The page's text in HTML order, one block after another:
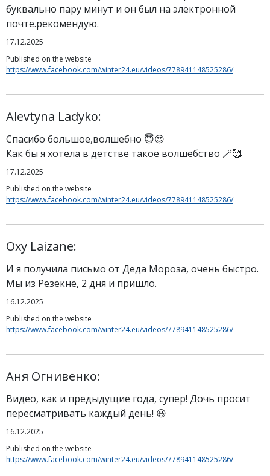
буквально пару минут и он был на электронной
почте.рекомендую.
17.12.2025
Published on the website
https://www.facebook.com/winter24.eu/videos/778941148525286/
Alevtyna Ladyko:
Спасибо большое,волшебно 😇😍
Как бы я хотела в детстве такое волшебство 🪄🥰
17.12.2025
Published on the website
https://www.facebook.com/winter24.eu/videos/778941148525286/
Oxy Laizane:
И я получила письмо от Деда Мороза, очень быстро.
Мы из Резекне, 2 дня и пришло.
16.12.2025
Published on the website
https://www.facebook.com/winter24.eu/videos/778941148525286/
Аня Огнивенко:
Видео, как и предыдущие года, супер! Дочь просит
пересматривать каждый день! 😃
16.12.2025
Published on the website
https://www.facebook.com/winter24.eu/videos/778941148525286/